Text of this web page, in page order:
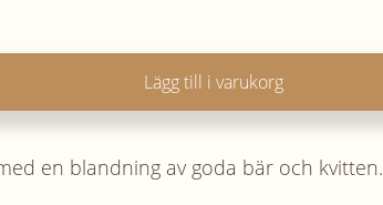
Lägg till i varukorg
en blandning av goda bär och kvitten.